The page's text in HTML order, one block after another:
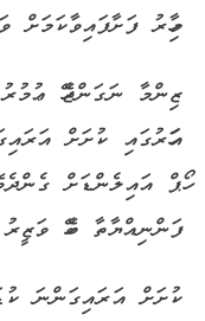
މިހާރު ފަށާފައިވާކަމަށް
އަހަރުގައި ކުށަށް
ހޯޕް އައިލެންޑަށް
ފަންނިއްޔާތާ ބެހޭ
ކުށަށް އަރައިގަންނަ